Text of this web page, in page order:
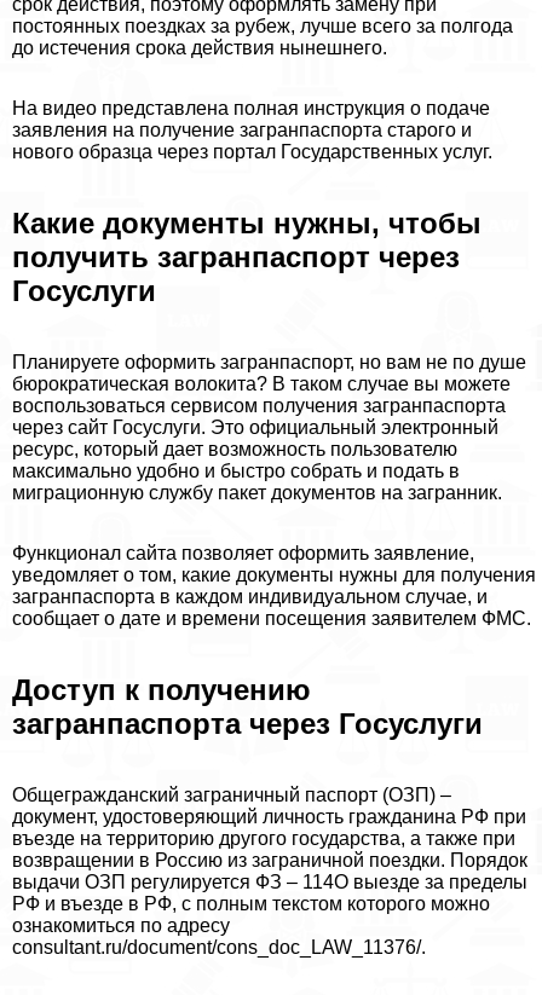
срок действия, поэтому оформлять замену при
постоянных поездках за рубеж, лучше всего за полгода
до истечения срока действия нынешнего.
На видео представлена полная инструкция о подаче
заявления на получение загранпаспорта старого и
нового образца через портал Государственных услуг.
Какие документы нужны, чтобы
получить загранпаспорт через
Госуслуги
Планируете оформить загранпаспорт, но вам не по душе
бюрократическая волокита? В таком случае вы можете
воспользоваться сервисом получения загранпаспорта
через сайт Госуслуги. Это официальный электронный
ресурс, который дает возможность пользователю
максимально удобно и быстро собрать и подать в
миграционную службу пакет документов на загранник.
Функционал сайта позволяет оформить заявление,
уведомляет о том, какие документы нужны для получения
загранпаспорта в каждом индивидуальном случае, и
сообщает о дате и времени посещения заявителем ФМС.
Доступ к получению
загранпаспорта через Госуслуги
Общегражданский заграничный паспорт (ОЗП) –
документ, удостоверяющий личность гражданина РФ при
въезде на территорию другого государства, а также при
возвращении в Россию из заграничной поездки. Порядок
выдачи ОЗП регулируется ФЗ – 114О выезде за пределы
РФ и въезде в РФ, с полным текстом которого можно
ознакомиться по адресу
consultant.ru/document/cons_doc_LAW_11376/.